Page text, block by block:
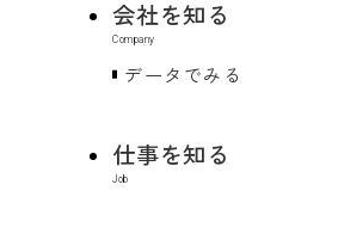
会社を知る
データでみる
仕事を知る